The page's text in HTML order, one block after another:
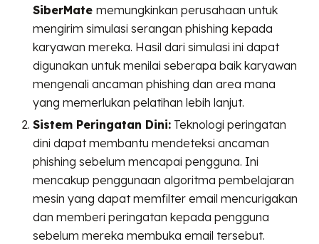
SiberMatememungkinkan perusahaan untuk
mengirim simulasi serangan phishing kepada
karyawan mereka. Hasil dari simulasi ini dapat
digunakan untuk menilai seberapa baik karyawan
mengenali ancaman phishing dan area mana
yang memerlukan pelatihan lebih lanjut.
Sistem Peringatan Dini: Teknologi peringatan
dini dapat membantu mendeteksi ancaman
phishing sebelum mencapai pengguna. Ini
mencakup penggunaan algoritma pembelajaran
mesin yang dapat memfilter email mencurigakan
dan memberi peringatan kepada pengguna
sebelum mereka membuka email tersebut.